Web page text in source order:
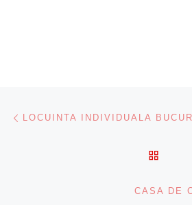
Post navigation
LOCUINTA INDIVIDUALA
CASA DE